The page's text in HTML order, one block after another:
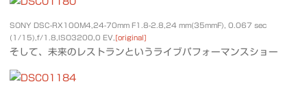
SONY DSC-RX100M4,24-70mm F1.8-2.8,24 mm(35mmF), 0.067 sec
(1/15),f/1.8,ISO3200,0 EV, [original]
そして、未来のレストランというライブパフォーマンスショー